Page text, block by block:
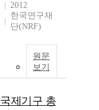
2012
한국연구재
단(NRF)
원문
보기
국제기구 총